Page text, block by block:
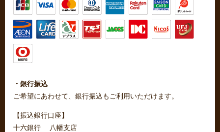
・銀行振込
ご希望にあわせて、銀行振込もご利用いただけます。
【振込銀行口座】
十六銀行 八幡支店